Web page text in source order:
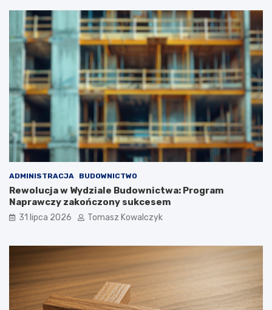
ADMINISTRACJA BUDOWNICTWO
Rewolucja w Wydziale Budownictwa: Program
Naprawczy zakończony sukcesem
31 lipca 2026 Tomasz Kowalczyk